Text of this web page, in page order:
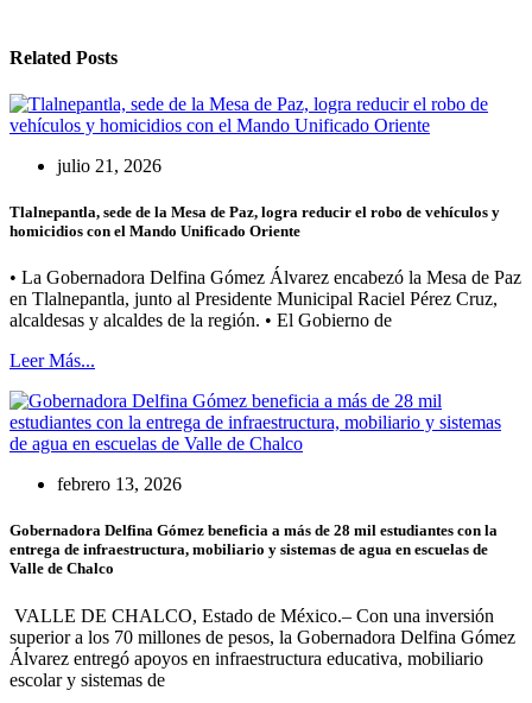
Related Posts
julio 21, 2026
Tlalnepantla, sede de la Mesa de Paz, logra reducir el robo de vehículos y
homicidios con el Mando Unificado Oriente
• La Gobernadora Delfina Gómez Álvarez encabezó la Mesa de Paz
en Tlalnepantla, junto al Presidente Municipal Raciel Pérez Cruz,
alcaldesas y alcaldes de la región. • El Gobierno de
Leer Más...
febrero 13, 2026
Gobernadora Delfina Gómez beneficia a más de 28 mil estudiantes con la
entrega de infraestructura, mobiliario y sistemas de agua en escuelas de
Valle de Chalco
VALLE DE CHALCO, Estado de México.– Con una inversión
superior a los 70 millones de pesos, la Gobernadora Delfina Gómez
Álvarez entregó apoyos en infraestructura educativa, mobiliario
escolar y sistemas de